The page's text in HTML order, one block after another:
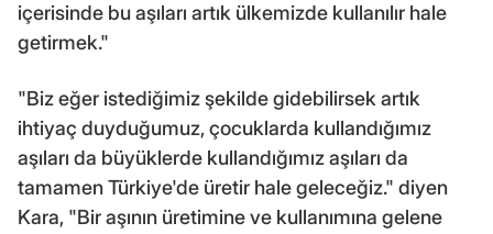
içerisinde bu aşıları artık ülkemizde kullanılır hale
getirmek."
"Biz eğer istediğimiz şekilde gidebilirsek artık
ihtiyaç duyduğumuz, çocuklarda kullandığımız
aşıları da büyüklerde kullandığımız aşıları da
tamamen Türkiye'de üretir hale geleceğiz." diyen
Kara, "Bir aşının üretimine ve kullanımına gelene